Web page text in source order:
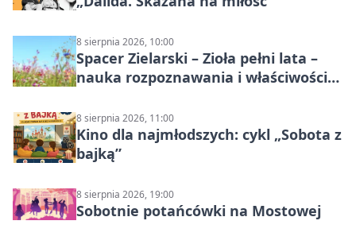
8 sierpnia 2026, 10:00
Spacer Zielarski – Zioła pełni lata –
nauka rozpoznawania i właściwości
8 sierpnia 2026, 11:00
Kino dla najmłodszych: cykl „Sobota z
bajką”
8 sierpnia 2026, 19:00
Sobotnie potańcówki na Mostowej